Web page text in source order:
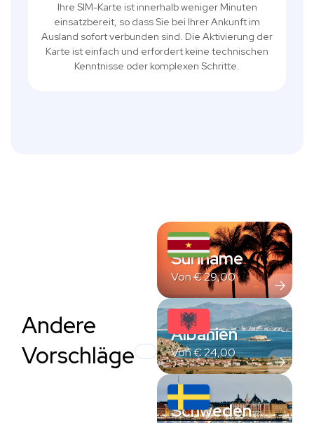
Ihre SIM-Karte ist innerhalb weniger Minuten
einsatzbereit, so dass Sie bei Ihrer Ankunft im
Ausland sofort verbunden sind. Die Aktivierung der
Karte ist einfach und erfordert keine technischen
Kenntnisse oder komplexen Schritte.
Andere
Vorschläge
Suriname
Von€29,00
Albanien
Von€24,00
Schweden